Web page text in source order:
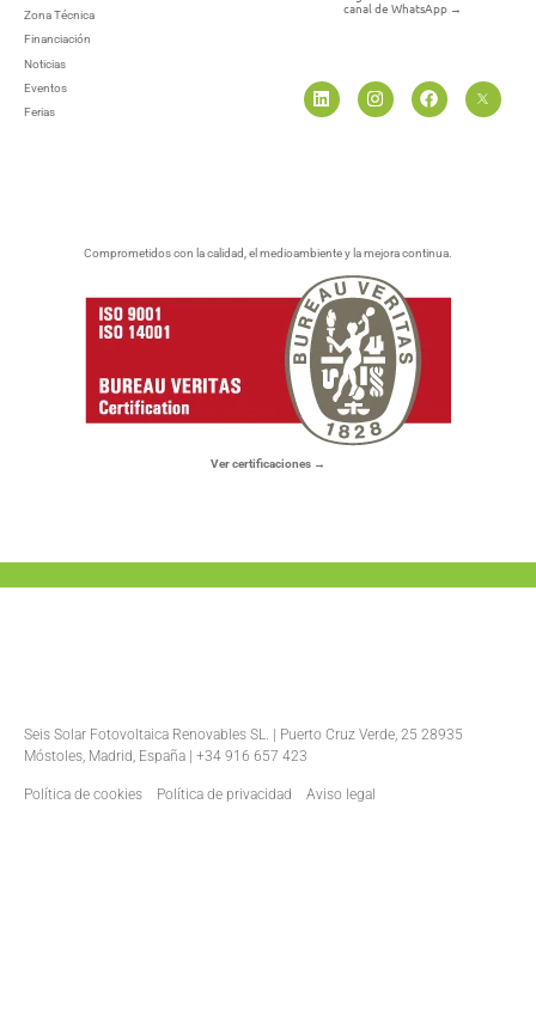
Zona Técnica
Financiación
Noticias
Eventos
Ferias
canal de WhatsApp →
Comprometidos con la calidad, el medioambiente y la mejora continua.
Ver certificaciones →
Seis Solar Fotovoltaica Renovables SL. | Puerto Cruz Verde, 25 28935
Móstoles, Madrid, España | +34 916 657 423
Política de cookies Política de privacidad Aviso legal